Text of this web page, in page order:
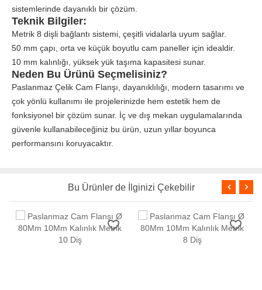
sistemlerinde dayanıklı bir çözüm.
Teknik Bilgiler:
Metrik 8 dişli bağlantı sistemi, çeşitli vidalarla uyum sağlar.
50 mm çapı, orta ve küçük boyutlu cam paneller için idealdir.
10 mm kalınlığı, yüksek yük taşıma kapasitesi sunar.
Neden Bu Ürünü Seçmelisiniz?
Paslanmaz Çelik Cam Flanşı, dayanıklılığı, modern tasarımı ve
çok yönlü kullanımı ile projelerinizde hem estetik hem de
fonksiyonel bir çözüm sunar. İç ve dış mekan uygulamalarında
güvenle kullanabileceğiniz bu ürün, uzun yıllar boyunca
performansını koruyacaktır.
Bu Ürünler de İlginizi Çekebilir
favorite_border favorite_border